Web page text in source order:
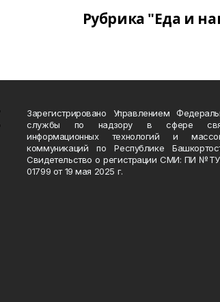
Рубрика "Еда и
Зарегистрировано Управлением
службы по надзору в сфере
информационных технологий и
коммуникаций по Республике
Свидетельство о регистрации СМИ: ПИ
01799 от 19 мая 2025 г.